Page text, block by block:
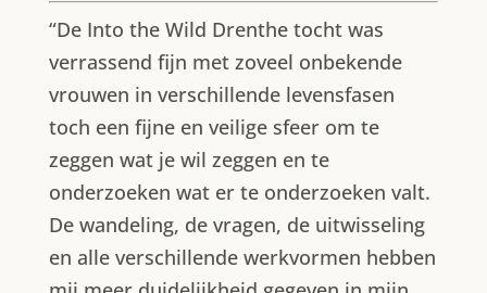
“De Into the Wild Drenthe tocht was
verrassend fijn met zoveel onbekende
vrouwen in verschillende levensfasen
toch een fijne en veilige sfeer om te
zeggen wat je wil zeggen en te
onderzoeken wat er te onderzoeken valt.
De wandeling, de vragen, de uitwisseling
en alle verschillende werkvormen hebben